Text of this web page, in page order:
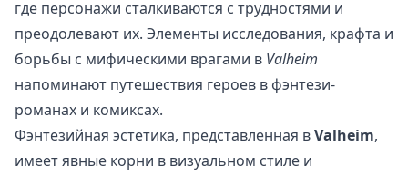
где персонажи сталкиваются с трудностями и
преодолевают их. Элементы исследования, крафта и
борьбы с мифическими врагами в Valheim
напоминают путешествия героев в фэнтези-
романах и комиксах.
Фэнтезийная эстетика, представленная вValheim,
имеет явные корни в визуальном стиле и